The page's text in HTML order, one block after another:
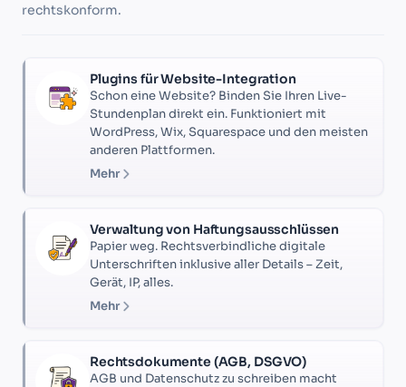
rechtskonform.
Plugins für Website-Integration
Schon eine Website? Binden Sie Ihren Live-
Stundenplan direkt ein. Funktioniert mit
WordPress, Wix, Squarespace und den meisten
anderen Plattformen.
Mehr
Verwaltung von Haftungsausschlüssen
Papier weg. Rechtsverbindliche digitale
Unterschriften inklusive aller Details – Zeit,
Gerät, IP, alles.
Mehr
Rechtsdokumente (AGB, DSGVO)
AGB und Datenschutz zu schreiben macht